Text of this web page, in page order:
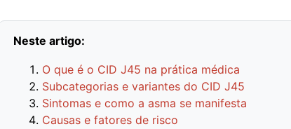
Neste artigo:
O que é o CID J45 na prática médica
Subcategorias e variantes do CID J45
Sintomas e como a asma se manifesta
Causas e fatores de risco